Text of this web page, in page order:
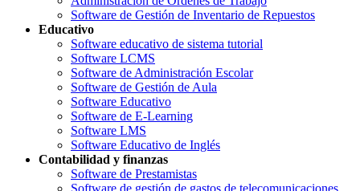
Software de Gestión de Inventario de Repuestos
Educativo
Software educativo de sistema tutorial
Software LCMS
Software de Administración Escolar
Software de Gestión de Aula
Software Educativo
Software de E-Learning
Software LMS
Software Educativo de Inglés
Contabilidad y finanzas
Software de Prestamistas
Software de gestión de gastos de telecomunicaciones